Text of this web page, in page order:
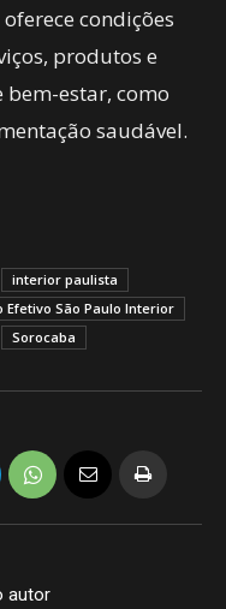
condições
produtos e
bem-estar, como
saudável.
interior paulista
Efetivo São Paulo Interior
Sorocaba
autor